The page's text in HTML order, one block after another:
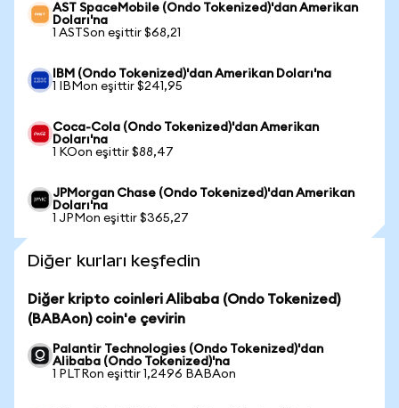
AST SpaceMobile (Ondo Tokenized)'dan Amerikan
Doları'na
1 ASTSon eşittir $68,21
IBM (Ondo Tokenized)'dan Amerikan Doları'na
1 IBMon eşittir $241,95
Coca-Cola (Ondo Tokenized)'dan Amerikan
Doları'na
1 KOon eşittir $88,47
JPMorgan Chase (Ondo Tokenized)'dan Amerikan
Doları'na
1 JPMon eşittir $365,27
Diğer kurları keşfedin
Diğer kripto coinleri Alibaba (Ondo Tokenized)
(BABAon) coin'e çevirin
Palantir Technologies (Ondo Tokenized)'dan
Alibaba (Ondo Tokenized)'na
1 PLTRon eşittir 1,2496 BABAon